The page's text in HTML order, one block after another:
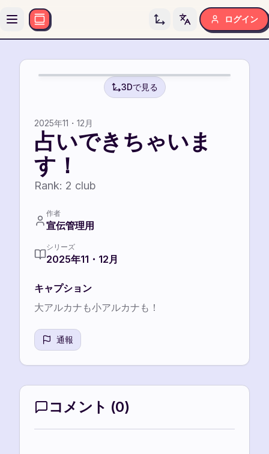
Toggle language
ログイン
2
3Dで見る
2025年11・12月
占いできちゃいま
す！
Rank: 2 club
作者
宣伝管理用
シリーズ
2025年11・12月
キャプション
大アルカナも小アルカナも！
通報
コメント (0)